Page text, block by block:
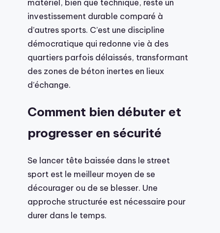
investissement durable comparé à
d’autres sports. C’est une discipline
démocratique qui redonne vie à des
quartiers parfois délaissés, transformant
des zones de béton inertes en lieux
d’échange.
Comment bien débuter et
progresser en sécurité
Se lancer tête baissée dans le street
sport est le meilleur moyen de se
décourager ou de se blesser. Une
approche structurée est nécessaire pour
durer dans le temps.